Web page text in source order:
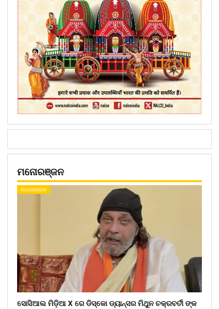
ମନୋରଞ୍ଜନ
ମନୋରଞ୍ଜନ
ସୋସିଆଲ ମିଡ଼ିଆ X ରେ ଡିସ୍କୋ ଡ୍ୟାନ୍ସର ମିଥୁନ ଚକ୍ରବର୍ତୀ ଙ୍କ